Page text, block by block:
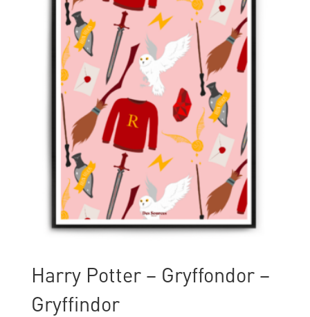
Harry Potter – Gryffondor –
Gryffindor